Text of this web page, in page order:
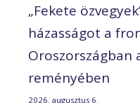
„Fekete
házasságot a
Oroszországban
reményében
2026. augusztus 6.